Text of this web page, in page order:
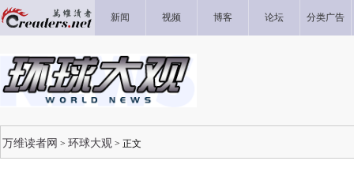
新闻 视频 博客 论坛 分类广告
万维读者网 > 环球大观 > 正文